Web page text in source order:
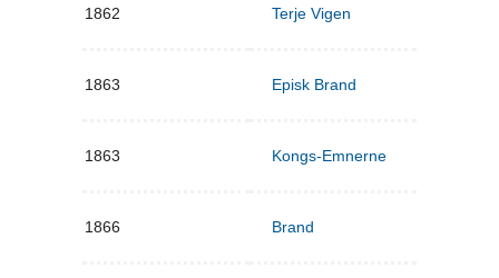
1862 Terje Vigen
1863 Episk Brand
1863 Kongs-Emnerne
1866 Brand